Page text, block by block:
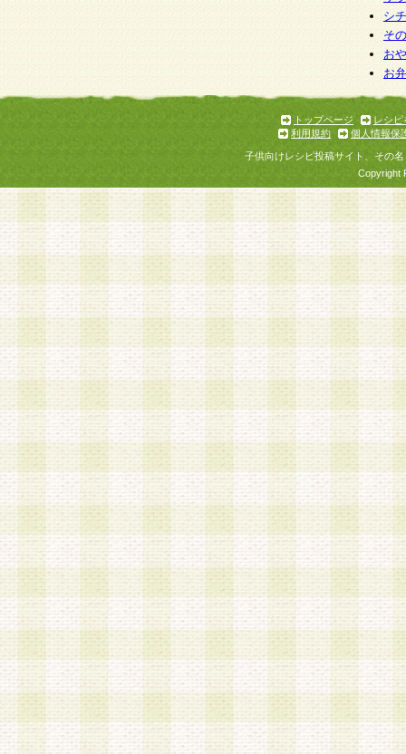
シ
そ
お
お
トップページ
レシピ
利用規約
個人情報保
子供向けレシピ投稿サイト、その
Copyright